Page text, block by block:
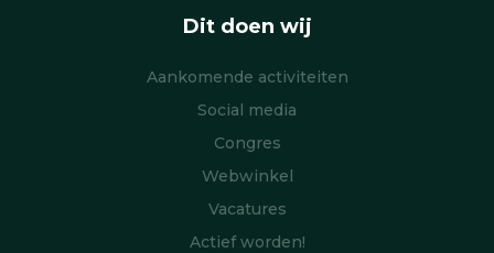
Dit doen wij
Aankomende activiteiten
Social media
Congres
Webwinkel
Vacatures
Actief worden!